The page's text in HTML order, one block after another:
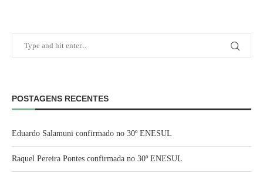
POSTAGENS RECENTES
Eduardo Salamuni confirmado no 30º ENESUL
Raquel Pereira Pontes confirmada no 30º ENESUL